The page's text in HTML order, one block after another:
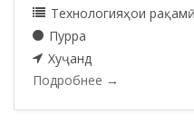
Технологияҳои рақамӣ
Пурра
Хуҷанд
Подробнее